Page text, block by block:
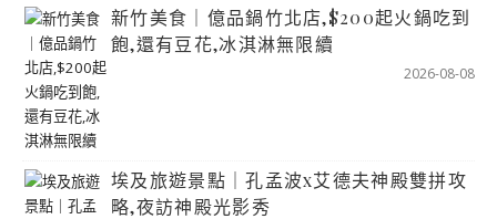
新竹美食｜億品鍋竹北店,$200起火鍋吃到
飽,還有豆花,冰淇淋無限續
2026-08-08
埃及旅遊景點｜孔孟波x艾德夫神殿雙拼攻
略,夜訪神殿光影秀